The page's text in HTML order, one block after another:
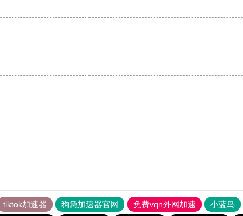
tiktok加速器 狗急加速器官网 免费vqn外网加速 小蓝鸟